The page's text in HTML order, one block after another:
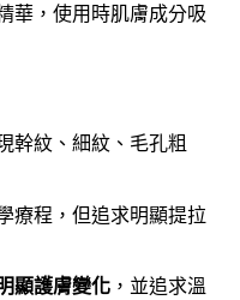
華，使用時肌膚成分吸
幹紋、細紋、毛孔粗
療程，但追求明顯提拉
顯護膚變化，並追求溫